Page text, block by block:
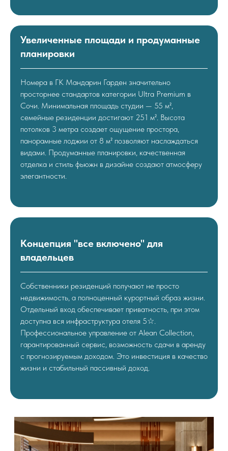
Увеличенные площади и продуманные
планировки
Номера в ГК Мандарин Гарден значительно
просторнее стандартов категории Ultra Premium в
Сочи. Минимальная площадь студии — 55 м²,
семейные резиденции достигают 251 м². Высота
потолков 3 метра создает ощущение простора,
панорамные лоджии от 8 м² позволяют наслаждаться
видами. Продуманные планировки, качественная
отделка и стиль фьюжн в дизайне создают атмосферу
элегантности.
Концепция "все включено" для
владельцев
Собственники резиденций получают не просто
недвижимость, а полноценный курортный образ жизни.
Отдельный вход обеспечивает приватность, при этом
доступна вся инфраструктура отеля 5☆.
Профессиональное управление от Alean Collection,
гарантированный сервис, возможность сдачи в аренду
с прогнозируемым доходом. Это инвестиция в качество
жизни и стабильный пассивный доход.